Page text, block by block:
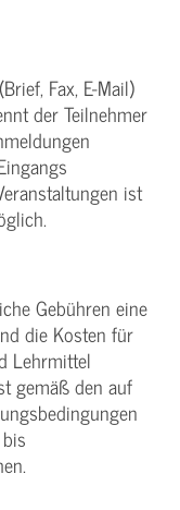
Fax, E-Mail)
der Teilnehmer
ist
Gebühren eine
die Kosten für
Lehrmittel
gemäß den auf